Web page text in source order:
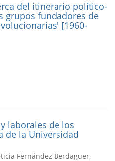
del itinerario polí­tico-
grupos fundadores de
[1960-
laborales de los
de la Universidad
Fernández Berdaguer,